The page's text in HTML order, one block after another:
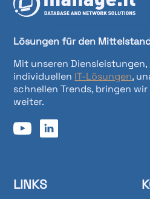
Lösungen für den
Mit unseren Diensleistungen,
individuellen IT-Lösungen,
schnellen Trends, bringen
weiter.
LINKS